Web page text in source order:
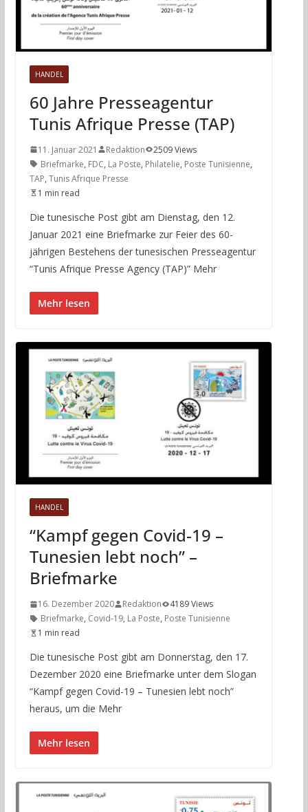
HANDEL
60 Jahre Presseagentur
Tunis Afrique Presse (TAP)
11. Januar 2021 Redaktion
2509 Views
Briefmarke, FDC, La Poste, Philatelie, Poste Tunisienne,
TAP, Tunis Afrique Presse
1 min read
Die tunesische Post gibt am Dienstag, den 12.
Januar 2021 eine Briefmarke zur Feier des 60-
jährigen Bestehens der tunesischen Presseagentur
“Tunis Afrique Presse Agency (TAP)” Mehr
Mehr lesen
HANDEL
“Kampf gegen Covid-19 –
Tunesien lebt noch” –
Briefmarke
16. Dezember 2020 Redaktion
4189 Views
Briefmarke, Covid-19, La Poste, Poste Tunisienne
1 min read
Die tunesische Post gibt am Donnerstag, den 17.
Dezember 2020 eine Briefmarke unter dem Slogan
“Kampf gegen Covid-19 – Tunesien lebt noch”
heraus, um die Mehr
Mehr lesen